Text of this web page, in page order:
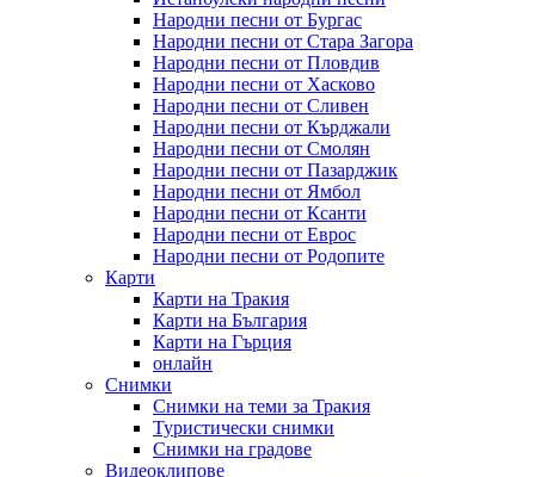
Народни песни от Бургас
Народни песни от Стара Загора
Народни песни от Пловдив
Народни песни от Хасково
Народни песни от Сливен
Народни песни от Кърджали
Народни песни от Смолян
Народни песни от Пазарджик
Народни песни от Ямбол
Народни песни от Ксанти
Народни песни от Еврос
Народни песни от Родопите
Карти
Карти на Тракия
Карти на България
Карти на Гърция
онлайн
Снимки
Снимки на теми за Тракия
Туристически снимки
Снимки на градове
Видеоклипове